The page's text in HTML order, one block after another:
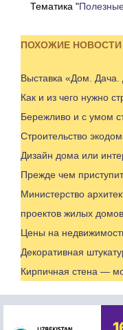
Тематика "
ПОХОЖИЕ НОВОСТИ
Выставка «Дом. Дача.
Как и из чего нужно
Бережливо и с умом
Строительство
Дизайн дома или
Прежде чем
Министерство
проектов жилых
Цены на
Декоративная
Кирпичная стена —